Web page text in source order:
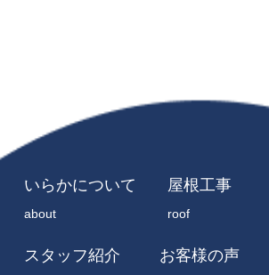
いらかについて
about
屋根工事
roof
スタッフ紹介 お客様の声